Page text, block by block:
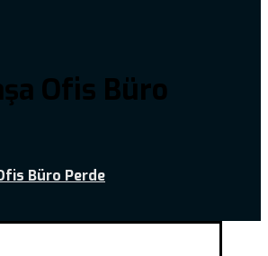
Ofis Büro
Büro Perde